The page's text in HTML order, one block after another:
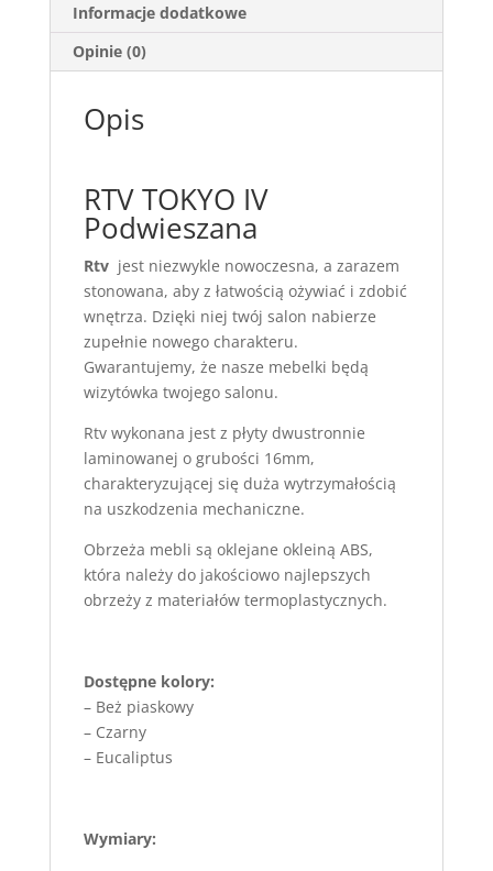
Informacje dodatkowe
Opinie (0)
Opis
RTV TOKYO IV
Podwieszana
Rtv jest niezwykle nowoczesna, a zarazem
stonowana, aby z łatwością ożywiać i zdobić
wnętrza. Dzięki niej twój salon nabierze
zupełnie nowego charakteru.
Gwarantujemy, że nasze mebelki będą
wizytówka twojego salonu.
Rtv wykonana jest z płyty dwustronnie
laminowanej o grubości 16mm,
charakteryzującej się duża wytrzymałością
na uszkodzenia mechaniczne.
Obrzeża mebli są oklejane okleiną ABS,
która należy do jakościowo najlepszych
obrzeży z materiałów termoplastycznych.
Dostępne kolory:
– Beż piaskowy
– Czarny
– Eucaliptus
Wymiary: